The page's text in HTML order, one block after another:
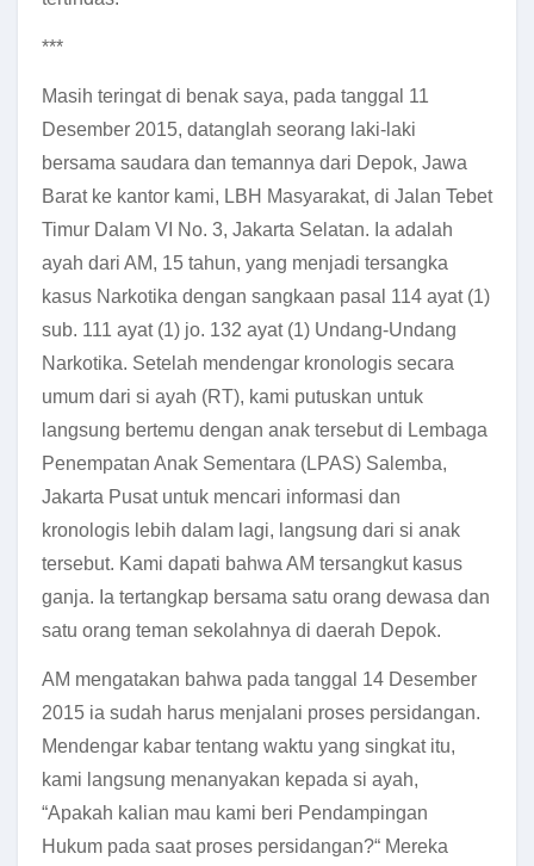
***
Masih teringat di benak saya, pada tanggal 11
Desember 2015, datanglah seorang laki-laki
bersama saudara dan temannya dari Depok, Jawa
Barat ke kantor kami, LBH Masyarakat, di Jalan Tebet
Timur Dalam VI No. 3, Jakarta Selatan. Ia adalah
ayah dari AM, 15 tahun, yang menjadi tersangka
kasus Narkotika dengan sangkaan pasal 114 ayat (1)
sub. 111 ayat (1) jo. 132 ayat (1) Undang-Undang
Narkotika. Setelah mendengar kronologis secara
umum dari si ayah (RT), kami putuskan untuk
langsung bertemu dengan anak tersebut di Lembaga
Penempatan Anak Sementara (LPAS) Salemba,
Jakarta Pusat untuk mencari informasi dan
kronologis lebih dalam lagi, langsung dari si anak
tersebut. Kami dapati bahwa AM tersangkut kasus
ganja. Ia tertangkap bersama satu orang dewasa dan
satu orang teman sekolahnya di daerah Depok.
AM mengatakan bahwa pada tanggal 14 Desember
2015 ia sudah harus menjalani proses persidangan.
Mendengar kabar tentang waktu yang singkat itu,
kami langsung menanyakan kepada si ayah,
“Apakah kalian mau kami beri Pendampingan
Hukum pada saat proses persidangan?“ Mereka